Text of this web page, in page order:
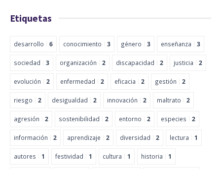
Etiquetas
desarrollo 6 conocimiento 3 género 3 enseñanza 3
sociedad 3 organización 2 discapacidad 2 justicia 2
evolución 2 enfermedad 2 eficacia 2 gestión 2
riesgo 2 desigualdad 2 innovación 2 maltrato 2
agresión 2 sostenibilidad 2 entorno 2 especies 2
información 2 aprendizaje 2 diversidad 2 lectura 1
autores 1 festividad 1 cultura 1 historia 1